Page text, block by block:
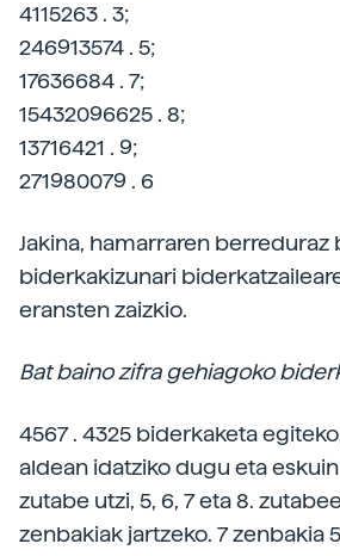
4115263 . 3;
246913574 . 5;
17636684 . 7;
15432096625 . 8;
13716421 . 9;
271980079 . 6
Jakina, hamarraren berreduraz
biderkakizunari
eransten zaizkio.
Bat baino zifra gehiagoko
4567 . 4325 biderkaketa
aldean idatziko dugu eta
zutabe utzi, 5, 6, 7 eta 8.
zenbakiak jartzeko. 7 zenbakia